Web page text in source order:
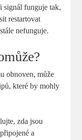
signál funguje tak,
restartovat
nefunguje.
obnoven, může
které by mohly
zda jsou
a